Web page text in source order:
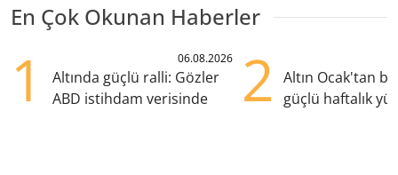
En Çok Okunan Haberler
1 06.08.2026
Altında güçlü ralli: Gözler
ABD istihdam verisinde
2
Altın Ocak'tan
güçlü haftalık